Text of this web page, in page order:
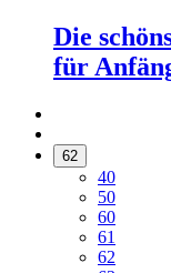
Die
für
62
40
50
60
61
62